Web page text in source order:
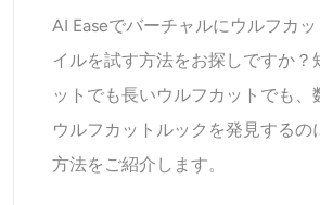
AI Easeでバーチャルにウルフカ
イルを試す方法をお探しですか？
ットでも長いウルフカットでも、
ウルフカットルックを発見するの
方法をご紹介します。